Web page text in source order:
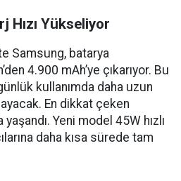
Hızı Yükseliyor
Samsung, batarya
4.900 mAh’ye çıkarıyor. Bu
kullanımda daha uzun
En dikkat çeken
Yeni model 45W hızlı
daha kısa sürede tam